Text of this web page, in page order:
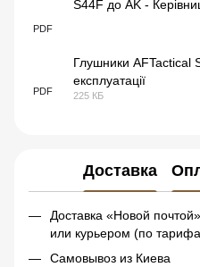
PDF
S44F до AK -
PDF
Глушники AFTactical
експлуатації
225 КБ
Доставка
Доставка «Новой
или курьером (по
Самовывоз из Киева